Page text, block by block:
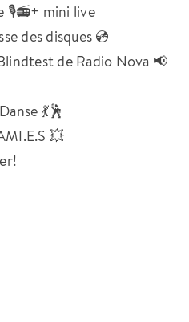
🎙📻+ mini live
des disques 💿
de Radio Nova 📢
💃🕺
💥